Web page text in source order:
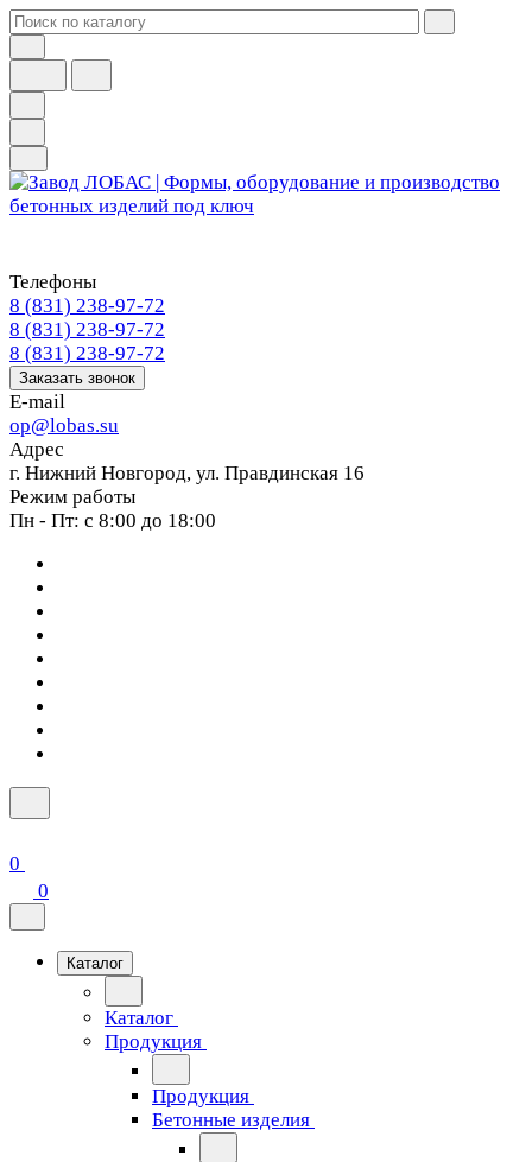
Телефоны
8 (831) 238-97-72
8 (831) 238-97-72
8 (831) 238-97-72
Заказать звонок
E-mail
op@lobas.su
Адрес
г. Нижний Новгород, ул. Правдинская 16
Режим работы
Пн - Пт: с 8:00 до 18:00
0
0
Каталог
Каталог
Продукция
Продукция
Бетонные изделия